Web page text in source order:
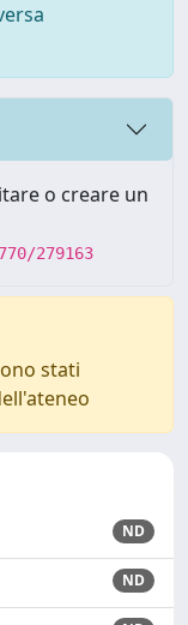
o creare un
279163
stati
ND
ND